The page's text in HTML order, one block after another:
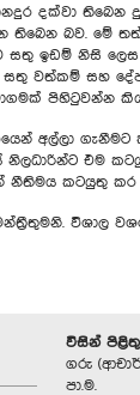
දක්වා තිබෙන
තිබෙන බව. මේ
සතු ඉඩම් නිසි
වත්කම් සහ
පිහිටුවන්න
අල්ලා
එම
නීතිමය කටයුතු
විශාල
විසින්
ගරු
පා.ම.